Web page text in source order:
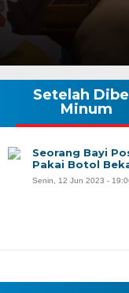
Setelah
Minum
Seorang Bayi
Pakai Botol
Senin, 12 Jun 2023 -